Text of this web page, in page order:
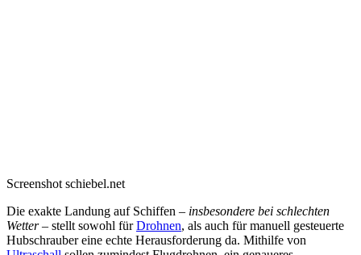
Screenshot schiebel.net
Die exakte Landung auf Schiffen – insbesondere bei schlechten
Wetter– stellt sowohl fürDrohnen, als auch für manuell gesteuerte
Hubschrauber eine echte Herausforderung da. Mithilfe von